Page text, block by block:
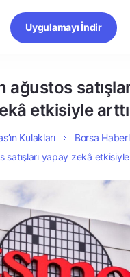
Uygulamayı İndir
ağustos
etkisiyle arttı
Kulakları Borsa
satışları yapay zekâ etkisiyle